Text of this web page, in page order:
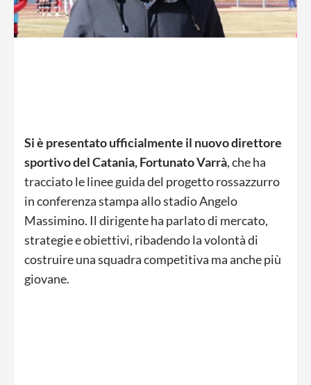
Si è presentato ufficialmente il nuovo direttore
sportivo del Catania,Fortunato Varrà, che ha
tracciato le linee guida del progetto rossazzurro
in conferenza stampa allo stadio Angelo
Massimino. Il dirigente ha parlato di mercato,
strategie e obiettivi, ribadendo la volontà di
costruire una squadra competitiva ma anche più
giovane.